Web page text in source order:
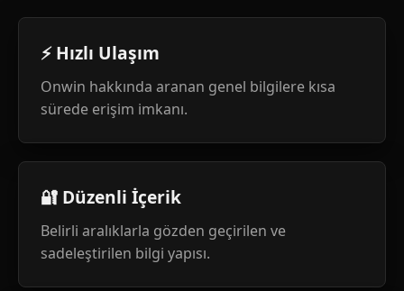
⚡ Hızlı Ulaşım
Onwin hakkında aranan genel bilgilere kısa
sürede erişim imkanı.
🔐 Düzenli İçerik
Belirli aralıklarla gözden geçirilen ve
sadeleştirilen bilgi yapısı.